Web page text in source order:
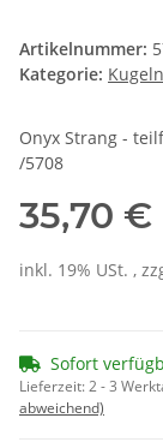
Artikelnummer:
Kategorie:
Onyx Strang -
/5708
35,70 €
inkl. 19% USt. ,
Sofort
Lieferzeit:2 - 3
abweichend)